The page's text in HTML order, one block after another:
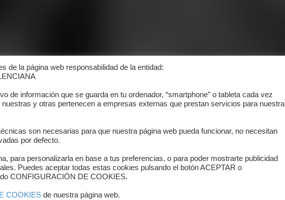
de la página web responsabilidad de la entidad:
de información que se guarda en tu ordenador, “smartphone” o tableta cada vez
y otras pertenecen a empresas externas que prestan servicios para nuestra
son necesarias para que nuestra página web pueda funcionar, no necesitan
por defecto.
para personalizarla en base a tus preferencias, o para poder mostrarte publicidad
Puedes aceptar todas estas cookies pulsando el botón ACEPTAR o
CONFIGURACIÓN DE COOKIES.
COOKIES de nuestra página web.